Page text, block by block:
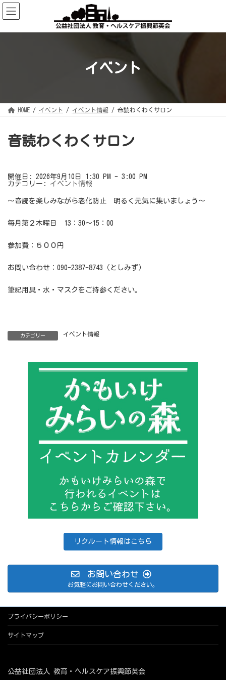
コ
ン
テ
ツ
ナ
ビ
ゲ
シ
イベント
HOME イベント イベント情報 音読わくわくサロン
音読わくわくサロン
開催日: 2026年9月10日 1:30 PM - 3:00 PM
カテゴリー: イベント情報
～音読を楽しみながら老化防止 明るく元気に集いましょう～
毎月第２木曜日 13：30～15：00
参加費：５００円
お問い合わせ：090-2387-8743（としみず）
筆記用具・水・マスクをご持参ください。
カテゴリー イベント情報
リクルート情報はこちら
お問い合わせ
お気軽にお問い合わせください。
プライバシーポリシー
サイトマップ
公益社団法人 教育・ヘルスケア振興節英会